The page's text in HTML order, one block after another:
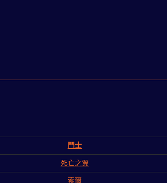
鬥士
死亡之翼
索爾